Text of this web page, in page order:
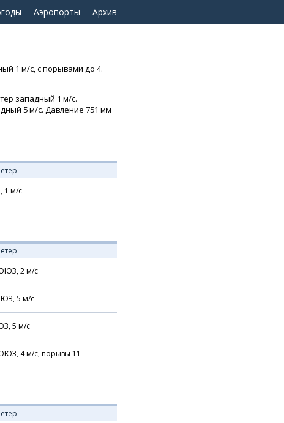
Аэропорты Архив
1 м/с, с порывами до 4.
западный 1 м/с.
5 м/с. Давление 751 мм
1 м/с
2м/с
5 м/с
5 м/с
4м/с, порывы 11